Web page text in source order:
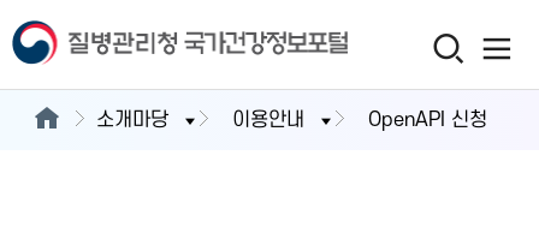
소개마당 이용안내 OpenAPI 신청